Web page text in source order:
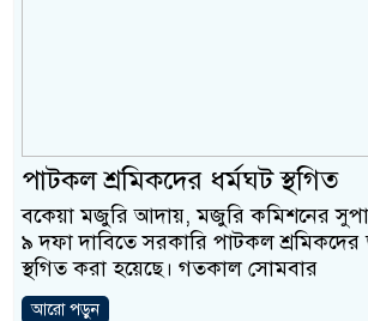
সিল-
উদ্ধার
পাটকল শ্রমিকদের ধর্মঘট স্থগিত
বকেয়া মজুরি আদায়, মজুরি কমিশনের
৯ দফা দাবিতে সরকারি পাটকল শ্রমিকদের
স্থগিত করা হয়েছে। গতকাল সোমবার
আরো পড়ুন